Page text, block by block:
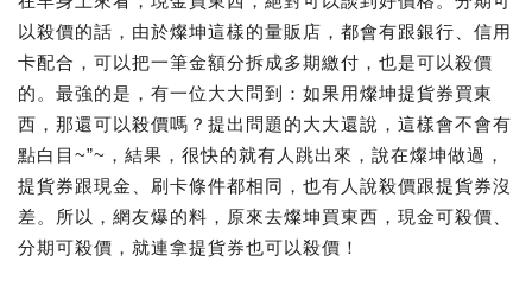
以殺價的話，由於燦坤這樣的量販店，都會有跟銀行、信用
卡配合，可以把一筆金額分拆成多期繳付，也是可以殺價
的。最強的是，有一位大大問到：如果用燦坤提貨券買東
西，那還可以殺價嗎？提出問題的大大還說，這樣會不會有
點白目~”~，結果，很快的就有人跳出來，說在燦坤做過，
提貨券跟現金、刷卡條件都相同，也有人說殺價跟提貨券沒
差。所以，網友爆的料，原來去燦坤買東西，現金可殺價、
分期可殺價，就連拿提貨券也可以殺價！